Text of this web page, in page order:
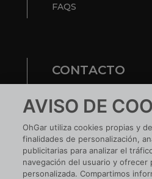
FAQS
CONTACTO
Nuestras tiendas
¿TIENES UNA
Conoce tus ventajas
AVISO DE
OhGar utiliza cookies propias y
finalidades de personalización,
publicitarias para analizar el
navegación del usuario y ofrecer
personalizada. Compartimos